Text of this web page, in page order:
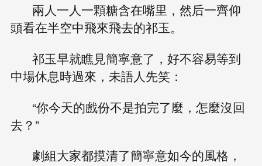
兩人一人一顆糖含在嘴里，然后一齊仰
頭看在半空中飛來飛去的祁玉。
祁玉早就瞧見簡寧意了，好不容易等到
中場休息時過來，未語人先笑：
“你今天的戲份不是拍完了麼，怎麼沒回
去？”
劇組大家都摸清了簡寧意如今的風格，